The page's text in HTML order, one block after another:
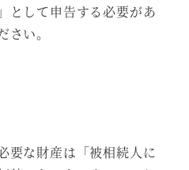
として申告する必要があ
い。
要な財産は「被相続人に